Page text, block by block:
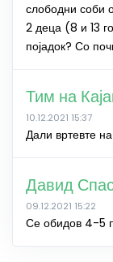
слободни соби
2 деца (8 и 13
појадок? Со
Тим на
10.12.2021 15:37
Дали вртевте
Давид
09.12.2021 15:22
Се обидов 4-5